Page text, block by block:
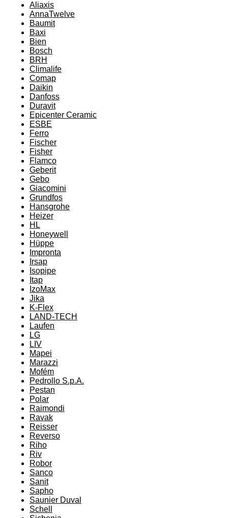
Aliaxis
AnnaTwelve
Baumit
Baxi
Bien
Bosch
BRH
Climalife
Comap
Daikin
Danfoss
Duravit
Epicenter Ceramic
ESBE
Ferro
Fischer
Fisher
Flamco
Geberit
Gebo
Giacomini
Grundfos
Hansgrohe
Heizer
HL
Honeywell
Hüppe
Impronta
Irsap
Isopipe
Itap
IzoMax
Jika
K-Flex
LAND-TECH
Laufen
LG
LIV
Mapei
Marazzi
Mofém
Pedrollo S.p.A.
Pestan
Polar
Raimondi
Ravak
Reisser
Reverso
Riho
Riv
Robor
Sanco
Sanit
Sapho
Saunier Duval
Schell